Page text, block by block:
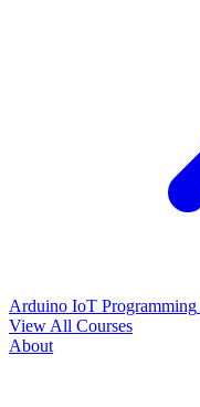
Arduino IoT Programming
View All Courses
About